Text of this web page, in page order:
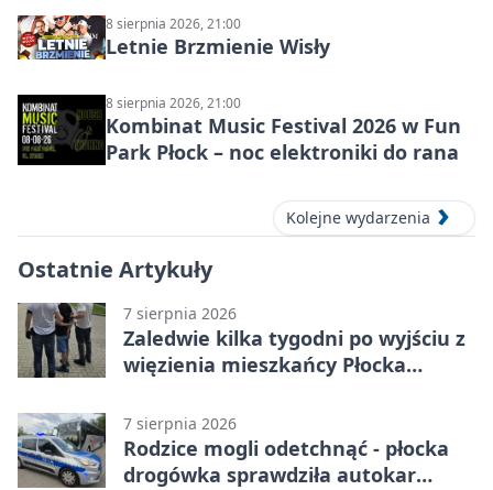
8 sierpnia 2026, 21:00
Letnie Brzmienie Wisły
8 sierpnia 2026, 21:00
Kombinat Music Festival 2026 w Fun
Park Płock – noc elektroniki do rana
Kolejne wydarzenia
Ostatnie Artykuły
7 sierpnia 2026
Zaledwie kilka tygodni po wyjściu z
więzienia mieszkańcy Płocka
7 sierpnia 2026
Rodzice mogli odetchnąć - płocka
drogówka sprawdziła autokar